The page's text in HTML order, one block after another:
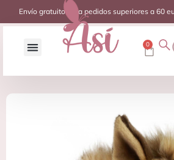
Envío gratuito para pedidos superiores a 60
0